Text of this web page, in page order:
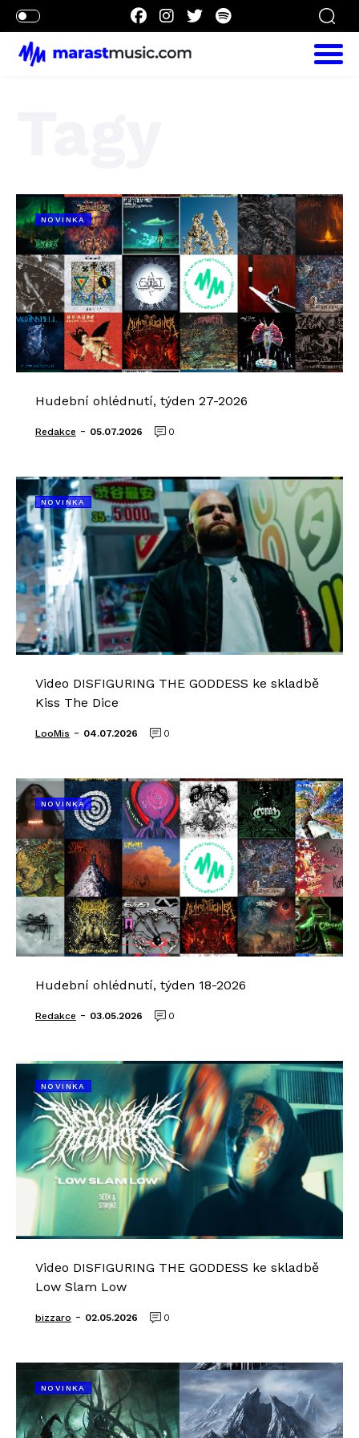
NOVINKA
Hudební ohlédnutí, týden 27-2026
Redakce - 05.07.2026 0
NOVINKA
Video DISFIGURING THE GODDESS ke skladbě
Kiss The Dice
LooMis - 04.07.2026 0
NOVINKA
Hudební ohlédnutí, týden 18-2026
Redakce - 03.05.2026 0
NOVINKA
Video DISFIGURING THE GODDESS ke skladbě
Low Slam Low
bizzaro - 02.05.2026 0
NOVINKA